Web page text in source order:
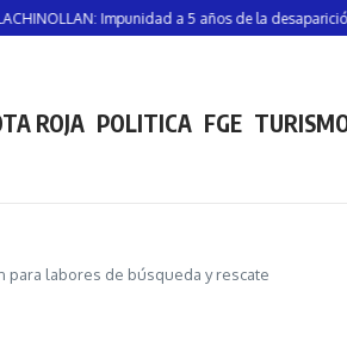
Impunidad a 5 años de la desaparición de Vicente
ROJA POLITICA FGE
para labores de búsqueda y rescate